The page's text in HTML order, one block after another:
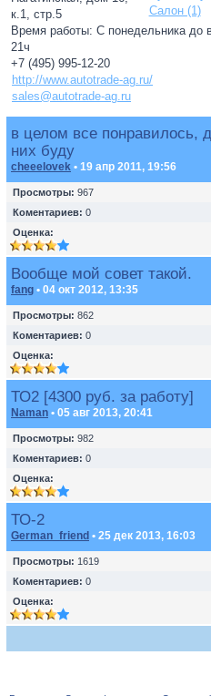
Салон (1)
к.1, стр.5
Время работы: С понедельника до
21ч
+7 (495) 995-12-20
http://www.autotrade-ag.ru/
sales@autotrade-ag.ru
в целом все понравилось,
них буду
cheeelovek • 19 апр 2011, 19:56
Просмотры: 967
Коментариев: 0
Оценка:
Вообще мой совет такой.
fang • 04 окт 2012, 13:35
Просмотры: 862
Коментариев: 0
Оценка:
ТО2 [4300 руб. за работу]
Naman • 05 авг 2013, 20:41
Просмотры: 982
Коментариев: 0
Оценка:
ТО-2
German_friend • 25 дек 2013, 16:03
Просмотры: 1619
Коментариев: 0
Оценка: